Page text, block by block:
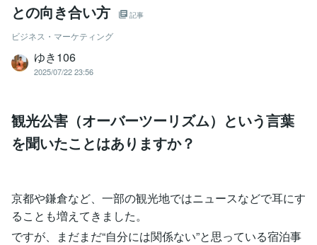
との向き合い方
記事
ビジネス・マーケティング
ゆき106
2025/07/22 23:56
観光公害（オーバーツーリズム）という言葉
を聞いたことはありますか？
京都や鎌倉など、一部の観光地ではニュースなどで耳にす
ることも増えてきました。
ですが、まだまだ“自分には関係ない”と思っている宿泊事